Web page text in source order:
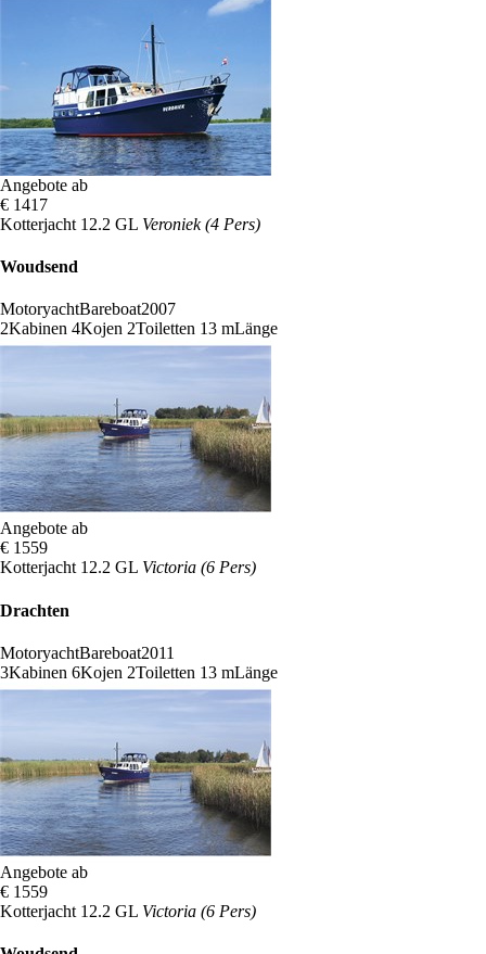
Angebote ab
€ 1417
Kotterjacht 12.2 GL Veroniek (4 Pers)
Woudsend
MotoryachtBareboat2007
2Kabinen 4Kojen 2Toiletten 13 mLänge
Angebote ab
€ 1559
Kotterjacht 12.2 GL Victoria (6 Pers)
Drachten
MotoryachtBareboat2011
3Kabinen 6Kojen 2Toiletten 13 mLänge
Angebote ab
€ 1559
Kotterjacht 12.2 GL Victoria (6 Pers)